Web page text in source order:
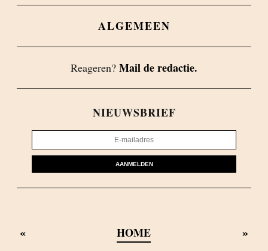
ALGEMEEN
Reageren? Mail de redactie.
NIEUWSBRIEF
AANMELDEN
« HOME »